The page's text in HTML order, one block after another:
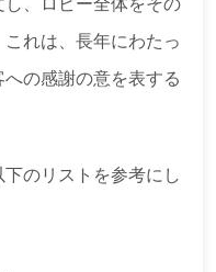
れは、長年にわたっ
の感謝の意を表する
のリストを参考にし